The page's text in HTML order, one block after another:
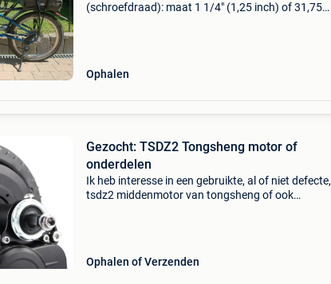
(schroefdraad): maat 1 1/4" (1,25 inch) of 31,75
Ophalen
Gezocht: TSDZ2 Tongsheng motor of
onderdelen
Ik heb interesse in een gebruikte, al of niet defecte,
tsdz2 middenmotor van tongsheng of ook
Ophalen of Verzenden